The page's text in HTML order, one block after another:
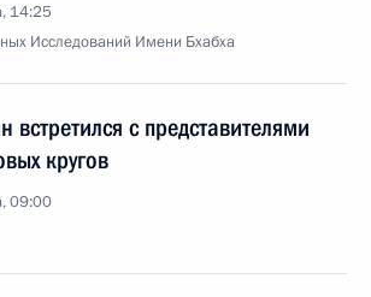
14:25
Исследований Имени Бхабха
встретился с представителями
кругов
09:00